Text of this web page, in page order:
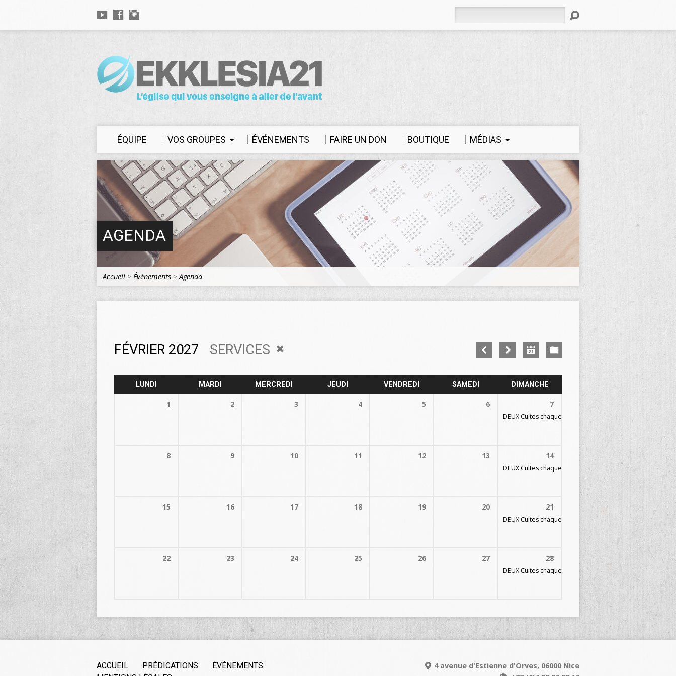
ÉQUIPE VOS GROUPES ÉVÉNEMENTS FAIRE UN DON BOUTIQUE MÉDIAS
AGENDA
Accueil > Événements >Agenda
FÉVRIER 2027 SERVICES
LUNDI MARDI MERCREDI JEUDI VENDREDI SAMEDI DIMANCHE
1 2 3 4 5 6 7
DEUX Cultes chaque dimanche 09h30 et 11h30
8 9 10 11 12 13 14
DEUX Cultes chaque dimanche 09h30 et 11h30
15 16 17 18 19 20 21
DEUX Cultes chaque dimanche 09h30 et 11h30
22 23 24 25 26 27 28
DEUX Cultes chaque dimanche 09h30 et 11h30
ACCUEIL PRÉDICATIONS
ÉVÉNEMENTS
4 avenue d'Estienne d'Orves, 06000 Nice